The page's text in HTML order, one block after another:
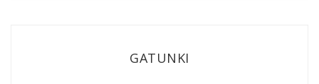
GATUNKI